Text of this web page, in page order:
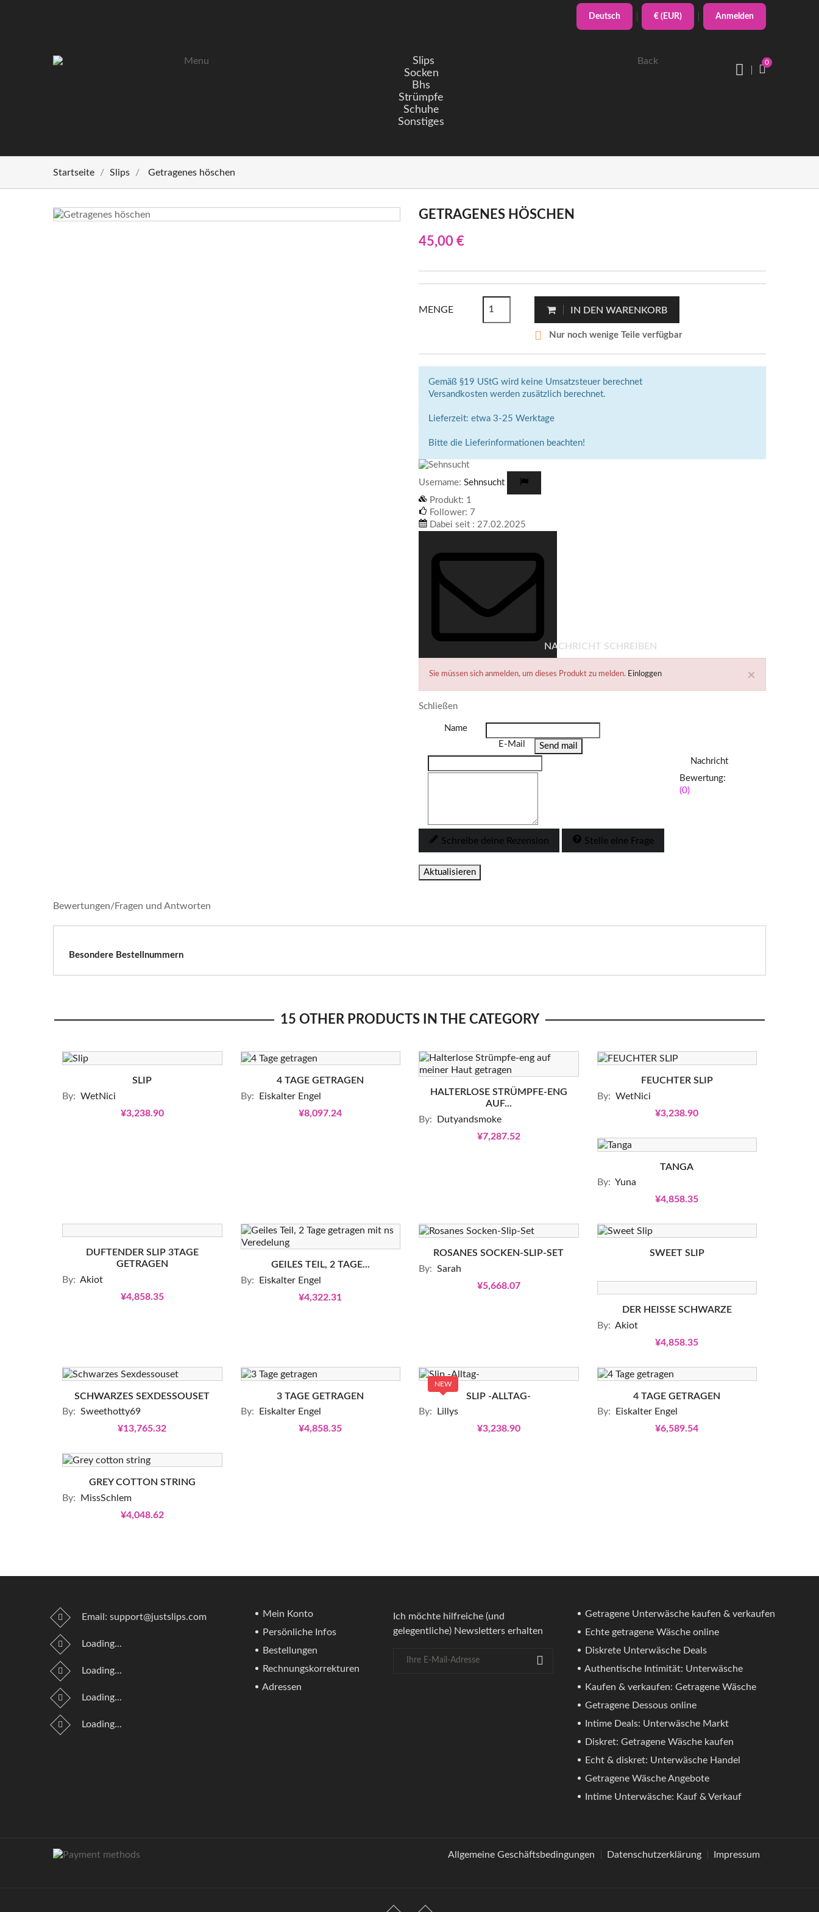
Deutsch € (EUR) Anmelden
0
Menu Back
Slips
Socken
Bhs
Strümpfe
Schuhe
Sonstiges
Startseite Slips Getragenes höschen
GETRAGENES HÖSCHEN
45,00 €
MENGE IN DEN WARENKORB
 Nur noch wenige Teile verfügbar
Gemäß §19 UStG wird keine Umsatzsteuer berechnet
Versandkosten werden zusätzlich berechnet.
Lieferzeit: etwa 3-25 Werktage
Bitte die Lieferinformationen beachten!
Username: Sehnsucht
Produkt: 1
Follower: 7
Dabei seit : 27.02.2025
NACHRICHT SCHREIBEN
Sie müssen sich anmelden, um dieses Produkt zu melden. Einloggen ×
Schließen
Name
E-Mail
Nachricht
Send mail
Bewertung:
(0)
Schreibe deine Rezension Stelle eine Frage
Bewertungen/Fragen und Antworten
Besondere Bestellnummern
15 OTHER PRODUCTS IN THE CATEGORY
SLIP
By: WetNici
¥3,238.90
4 TAGE GETRAGEN
By:
Eiskalter Engel
¥8,097.24
HALTERLOSE STRÜMPFE-ENG
AUF...
By:
Dutyandsmoke
¥7,287.52
FEUCHTER SLIP
By: WetNici
¥3,238.90
TANGA
By: Yuna
¥4,858.35
DUFTENDER SLIP 3TAGE
GETRAGEN
By: Akiot
¥4,858.35
GEILES TEIL, 2 TAGE...
By:
Eiskalter Engel
¥4,322.31
ROSANES SOCKEN-SLIP-SET
By: Sarah
¥5,668.07
SWEET SLIP
DER HEISSE SCHWARZE
By: Akiot
¥4,858.35
SCHWARZES SEXDESSOUSET
By: Sweethotty69
¥13,765.32
3 TAGE GETRAGEN
By:
Eiskalter Engel
¥4,858.35
SLIP -ALLTAG-
By:
Lillys
¥3,238.90
NEW
4 TAGE GETRAGEN
By:
Eiskalter Engel
¥6,589.54
GREY COTTON STRING
By:
MissSchlem
¥4,048.62
Email: support@justslips.com
Loading...
Loading...
Loading...
Loading...
Mein Konto
Persönliche Infos
Bestellungen
Rechnungskorrekturen
Adressen
Ich möchte hilfreiche (und
gelegentliche) Newsletters erhalten
Getragene Unterwäsche kaufen & verkaufen
Echte getragene Wäsche online
Diskrete Unterwäsche Deals
Authentische Intimität: Unterwäsche
Kaufen & verkaufen: Getragene Wäsche
Getragene Dessous online
Intime Deals: Unterwäsche Markt
Diskret: Getragene Wäsche kaufen
Echt & diskret: Unterwäsche Handel
Getragene Wäsche Angebote
Intime Unterwäsche: Kauf & Verkauf
Allgemeine Geschäftsbedingungen Datenschutzerklärung Impressum